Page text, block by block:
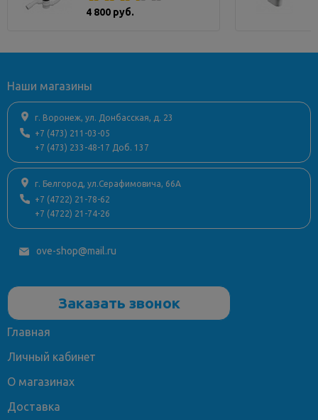
4 800 руб.
Наши магазины
г. Воронеж, ул. Донбасская, д. 23
+7 (473) 211-03-05
+7 (473) 233-48-17 Доб. 137
г. Белгород, ул.Серафимовича, 66А
+7 (4722) 21-78-62
+7 (4722) 21-74-26
ove-shop@mail.ru
Заказать звонок
Главная
Личный кабинет
О магазинах
Доставка